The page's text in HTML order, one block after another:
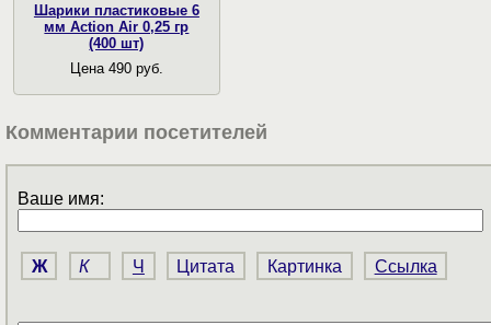
Шарики пластиковые 6
мм Action Air 0,25 гр
(400 шт)
Цена 490 руб.
Комментарии посетителей
Ваше имя:
Ж К Ч Цитата Картинка Ссылка